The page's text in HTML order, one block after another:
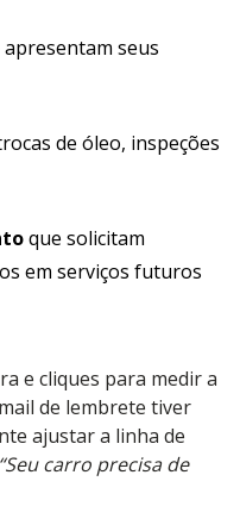
apresentam seus
de óleo, inspeções
que solicitam
em serviços futuros
e cliques para medir a
de lembrete tiver
ajustar a linha de
“Seu carro precisa de